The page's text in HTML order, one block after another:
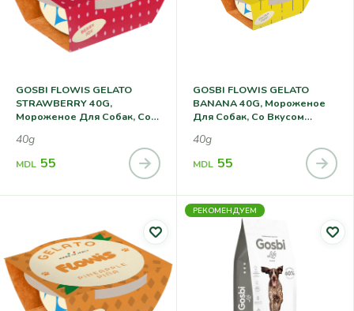
GOSBI FLOWIS GELATO
STRAWBERRY 40G,
Мороженое Для Собак, Со
40g
MDL 55
GOSBI FLOWIS GELATO
BANANA 40G, Мороженое
Для Собак, Со Вкусом
40g
MDL 55
РЕКОМЕНДУЕМ